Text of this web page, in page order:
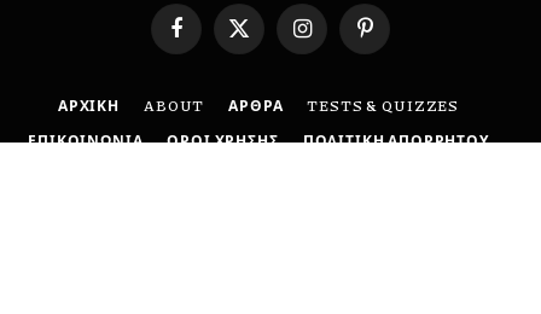
Facebook
X
(Twitter)
InstagramPinterest
ΑΡΧΙΚΗ ABOUT ΑΡΘΡΑ
TESTS & QUIZZES
ΕΠΙΚΟΙΝΩΝΙΑ
ΟΡΟΙ ΧΡΗΣΗΣ
ΠΟΛΙΤΙΚΗ ΑΠΟΡΡΗΤΟΥ